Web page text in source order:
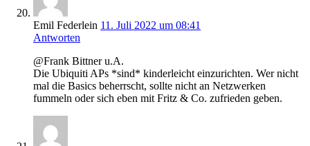
Emil Federlein 11. Juli 2022 um 08:41
Antworten
@Frank Bittner u.A.
Die Ubiquiti APs *sind* kinderleicht einzurichten. Wer nicht
mal die Basics beherrscht, sollte nicht an Netzwerken
fummeln oder sich eben mit Fritz & Co. zufrieden geben.